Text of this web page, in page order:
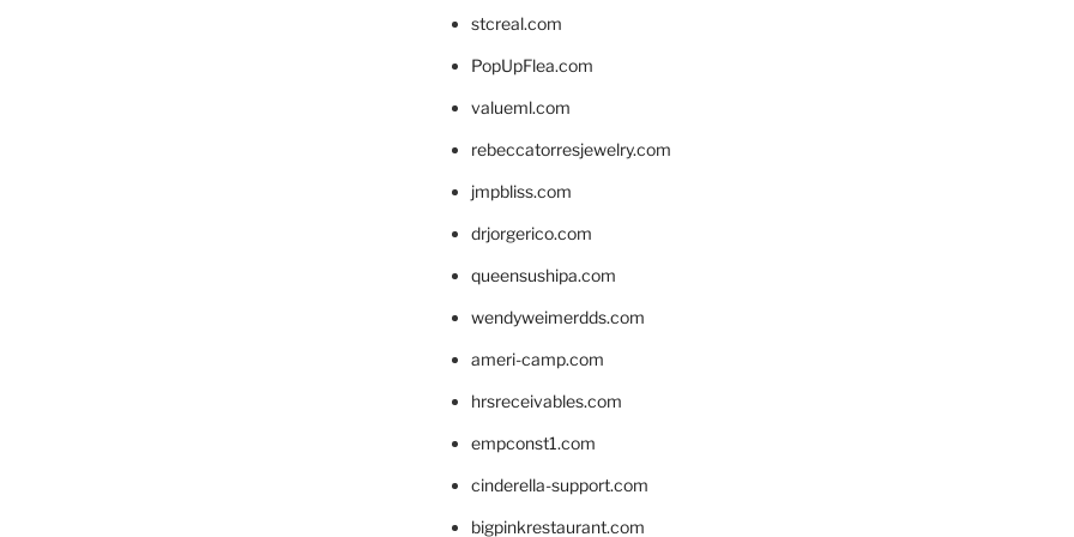
stcreal.com
PopUpFlea.com
valueml.com
rebeccatorresjewelry.com
jmpbliss.com
drjorgerico.com
queensushipa.com
wendyweimerdds.com
ameri-camp.com
hrsreceivables.com
empconst1.com
cinderella-support.com
bigpinkrestaurant.com